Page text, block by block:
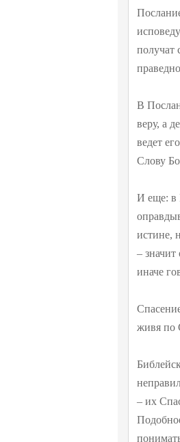
получат
В
веру, а
ведет
Слову
И еще: в
истине,
– значит
иначе
живя по
– их